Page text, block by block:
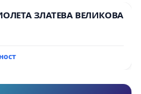
ЗЛАТЕВА ВЕЛИКОВА